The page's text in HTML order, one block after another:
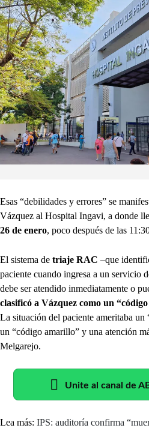
Esas “debilidades y errores” se
Vázquez al Hospital Ingavi, a donde
26 de enero, poco después de las
El sistema de triaje RAC –que
paciente cuando ingresa a un servicio
debe ser atendido inmediatamente o
clasificó a Vázquez como un
La situación del paciente ameritaba
un “código amarillo” y una atención
Melgarejo.
Unite al canal de
Lea más: IPS: auditoría confirma